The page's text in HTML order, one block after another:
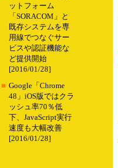
ットフォーム
「SORACOM」と
既存システムを専
用線でつなぐサー
ビスや認証機能な
ど提供開始
[2016/01/28]
■ Google「Chrome
48」iOS版ではクラ
ッシュ率70％低
下、JavaScript実行
速度も大幅改善
[2016/01/28]